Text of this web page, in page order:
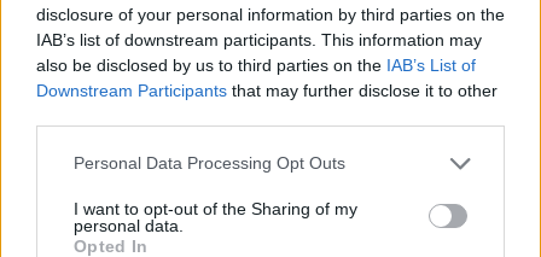
disclosure of your personal information by third parties on the
IAB’s list of downstream participants. This information may
also be disclosed by us to third parties on the IAB’s List of
Downstream Participants that may further disclose it to other
Personal Data Processing Opt Outs
I want to opt-out of the Sharing of my
personal data.
Opted In
Δείτε περισσότερα άρθρα μας στα αποτελέσματα
αναζήτησης
ΣΤΗΝ ΙΔΙΑ ΚΑΤΗΓΟΡΙΑ